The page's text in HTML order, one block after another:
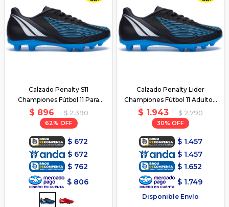
Calzado Penalty S11
Championes Fútbol 11 Para
Niños - Azul
$ 896 $ 2.390
62
$ 672
$ 672
$ 762
$ 806
Calzado Penalty Lider
Championes Fútbol 11 Adulto -
Azul
$ 1.943 $ 2.790
30
$ 1.457
$ 1.457
$ 1.652
$ 1.749
Disponible Envío